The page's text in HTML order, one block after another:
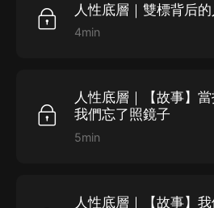
人性底層｜雙標背后
4min
人性底層｜【故事】當
我們忘了照鏡子
5min
人性底層｜【故事】